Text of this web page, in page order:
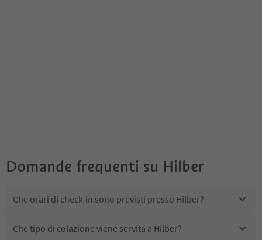
Domande frequenti su Hilber
Che orari di check-in sono previsti presso Hilber?
Che tipo di colazione viene servita a Hilber?